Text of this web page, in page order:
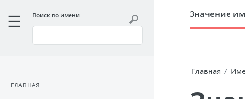
Значение
Главная
Поиск по имени
ГЛАВНАЯ